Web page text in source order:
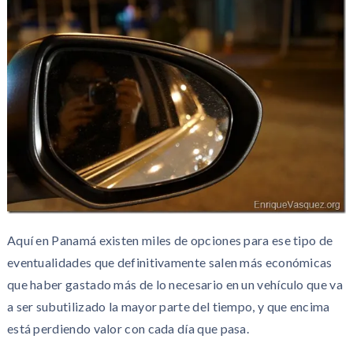
Aquí en Panamá existen miles de opciones para ese tipo de
eventualidades que definitivamente salen más económicas
que haber gastado más de lo necesario en un vehículo que va
a ser subutilizado la mayor parte del tiempo, y que encima
está perdiendo valor con cada día que pasa.